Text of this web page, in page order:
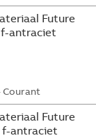
Future
antraciet
Courant
Future
f-antraciet